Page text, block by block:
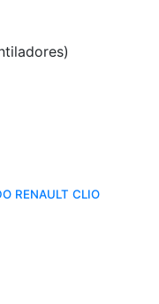
RENAULT CLIO